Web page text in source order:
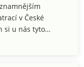
v České
si u nás tyto